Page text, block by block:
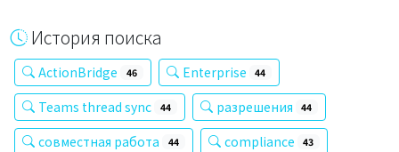
История поиска
ActionBridge 46 Enterprise 44
Teams thread sync 44 разрешения 44
совместная работа 44 compliance 43